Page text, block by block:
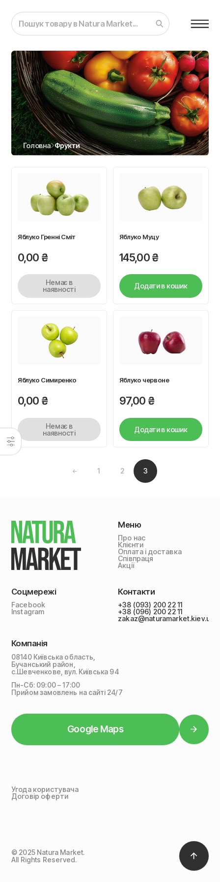
Головна Фрукти
Яблуко Гренні Сміт
0,00 ₴
Немає в
наявності
Яблуко Муцу
145,00₴
Додати в кошик
Яблуко Симиренко
0,00 ₴
Немає в
наявності
Яблуко червоне
97,00 ₴
Додати в кошик
← 1 2 3
Меню
Про нас
Клієнти
Оплата і доставка
Співпраця
Акції
Соцмережі
Facebook
Instagram
Контакти
+38 (093) 200 22 11
+38 (096) 200 22 11
zakaz@naturamarket.kiev.ua
Компанія
08140 Київська область,
Бучанський район,
с.Шевченкове, вул. Київська 94
Пн-Сб: 09:00 – 17:00
Прийом замовлень на сайті 24/7
Google Maps
Угода користувача
Договір оферти
© 2025 Natura Market.
All Rights Reserved.